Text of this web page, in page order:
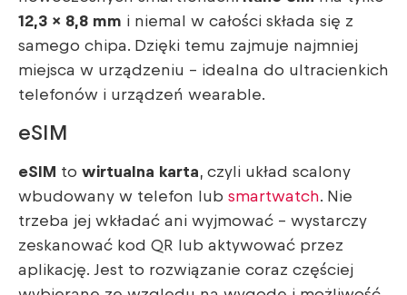
12,3 × 8,8 mm i niemal w całości składa się z
samego chipa. Dzięki temu zajmuje najmniej
miejsca w urządzeniu – idealna do ultracienkich
telefonów i urządzeń wearable.
eSIM
eSIM to wirtualna karta, czyli układ scalony
wbudowany w telefon lub smartwatch. Nie
trzeba jej wkładać ani wyjmować – wystarczy
zeskanować kod QR lub aktywować przez
aplikację. Jest to rozwiązanie coraz częściej